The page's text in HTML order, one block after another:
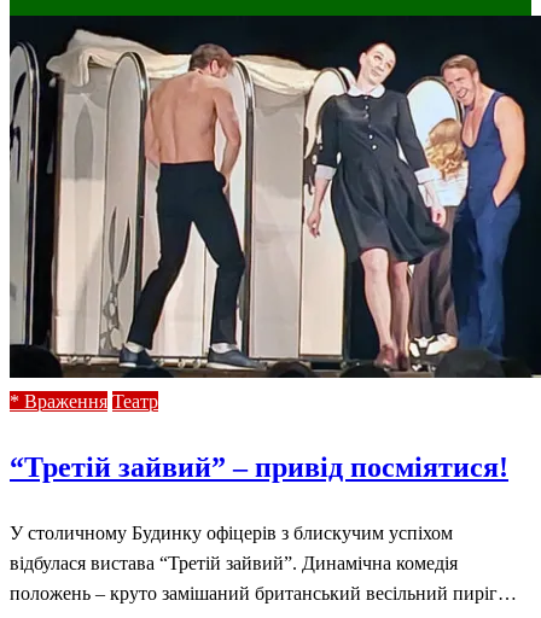
* Враження Театр
“Третій зайвий” – привід посміятися!
У столичному Будинку офіцерів з блискучим успіхом
відбулася вистава “Третій зайвий”. Динамічна комедія
положень – круто замішаний британський весільний пиріг…